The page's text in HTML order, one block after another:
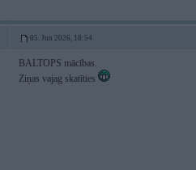
05. Jun 2026, 18:54
BALTOPS mācības.
Ziņas vajag skatīties